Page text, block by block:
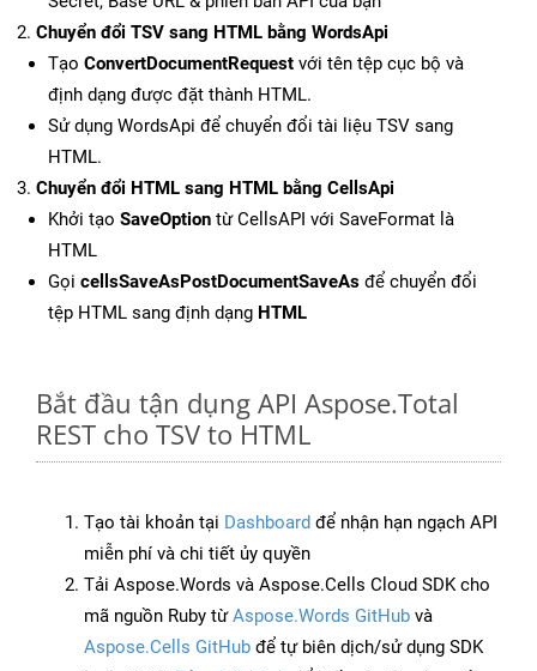
Chuyển đổi TSV sang HTML bằng WordsApi
Tạo ConvertDocumentRequest với tên tệp cục bộ và
định dạng được đặt thành HTML.
Sử dụng WordsApi để chuyển đổi tài liệu TSV sang
HTML.
Chuyển đổi HTML sang HTML bằng CellsApi
Khởi tạo SaveOption từ CellsAPI với SaveFormat là
HTML
Gọi cellsSaveAsPostDocumentSaveAs để chuyển đổi
tệp HTML sang định dạng HTML
Bắt đầu tận dụng API Aspose.Total
REST cho TSV to HTML
Tạo tài khoản tại Dashboard để nhận hạn ngạch API
miễn phí và chi tiết ủy quyền
Tải Aspose.Words và Aspose.Cells Cloud SDK cho
mã nguồn Ruby từAspose.Words GitHub và
Aspose.Cells GitHub để tự biên dịch/sử dụng SDK